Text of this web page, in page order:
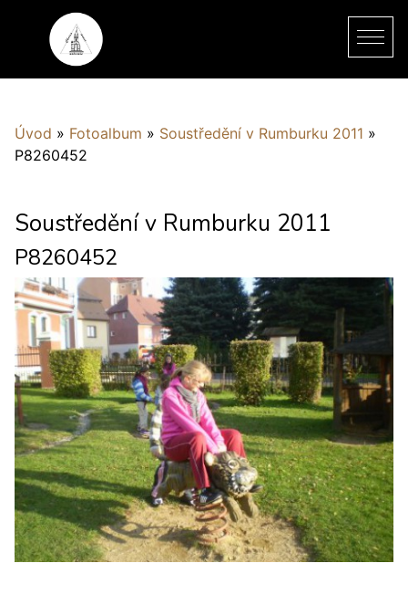
Úvod » Fotoalbum » Soustředění v Rumburku 2011 »
P8260452
Soustředění v Rumburku 2011
P8260452